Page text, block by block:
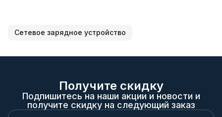
Сетевое зарядное устройство
Получите скидку
Подпишитесь на наши акции и новости и
получите скидку на следующий заказ